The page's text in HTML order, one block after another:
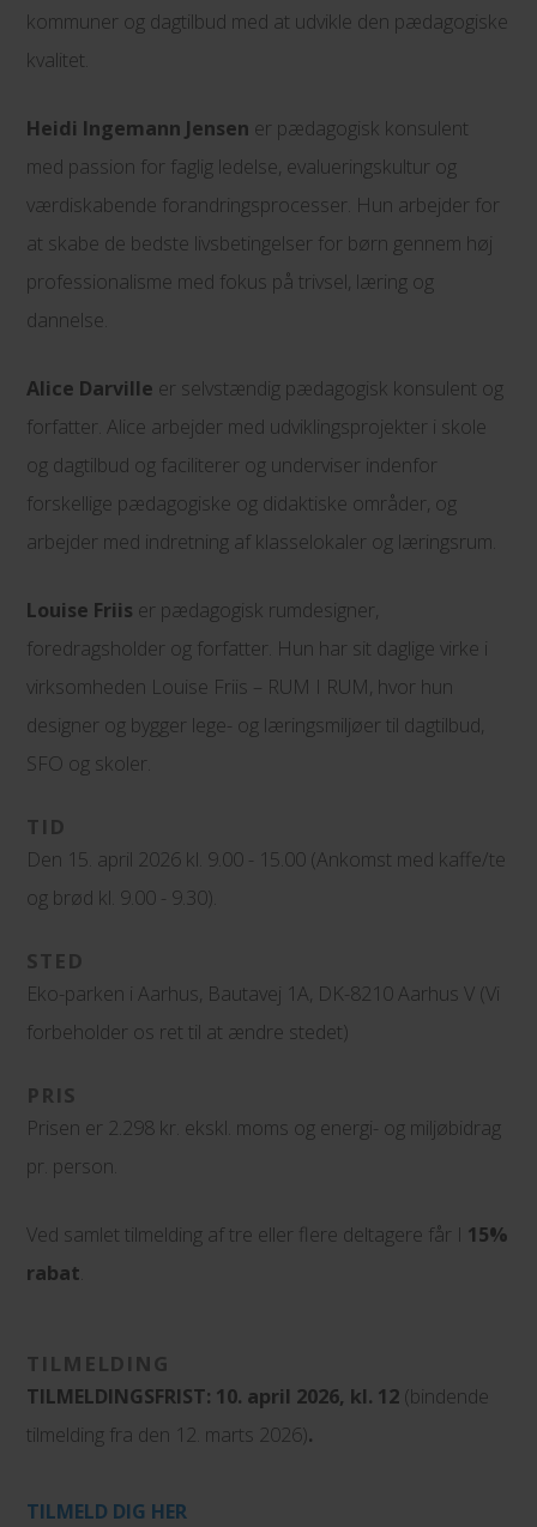
kommuner og dagtilbud med at udvikle den pædagogiske
kvalitet.
Heidi Ingemann Jensen er pædagogisk konsulent
med passion for faglig ledelse, evalueringskultur og
værdiskabende forandringsprocesser. Hun arbejder for
at skabe de bedste livsbetingelser for børn gennem høj
professionalisme med fokus på trivsel, læring og
dannelse.
Alice Darville er selvstændig pædagogisk konsulent og
forfatter. Alice arbejder med udviklingsprojekter i skole
og dagtilbud og faciliterer og underviser indenfor
forskellige pædagogiske og didaktiske områder, og
arbejder med indretning af klasselokaler og læringsrum.
Louise Friis er pædagogisk rumdesigner,
foredragsholder og forfatter. Hun har sit daglige virke i
virksomheden Louise Friis – RUM I RUM, hvor hun
designer og bygger lege- og læringsmiljøer til dagtilbud,
SFO og skoler.
TID
Den 15. april 2026 kl. 9.00 - 15.00 (Ankomst med kaffe/te
og brød kl. 9.00 - 9.30).
STED
Eko-parken i Aarhus, Bautavej 1A, DK-8210 Aarhus V (Vi
forbeholder os ret til at ændre stedet)
PRIS
Prisen er 2.298 kr. ekskl. moms og energi- og miljøbidrag
pr. person.
Ved samlet tilmelding af tre eller flere deltagere får I 15%
rabat
TILMELDING
TILMELDINGSFRIST: 10. april 2026, kl. 12 (bindende
tilmelding fra den 12. marts 2026).
TILMELD DIG HER